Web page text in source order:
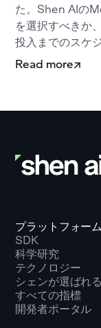
た。Shen AIの
を選択すべきか
投入までのスケ
Read more
プラットフォーム
SDK
科学研究
テクノロジー
シェンが選ばれ
すべての指標
開発者ポータル